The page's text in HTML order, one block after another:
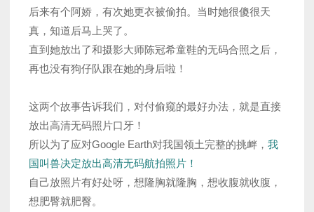
后来有个阿娇，有次她更衣被偷拍。当时她很傻很天
真，知道后马上哭了。
直到她放出了和摄影大师陈冠希童鞋的无码合照之后，
再也没有狗仔队跟在她的身后啦！
这两个故事告诉我们，对付偷窥的最好办法，就是直接
放出高清无码照片口牙！
所以为了应对Google Earth对我国领土完整的挑衅， 我
国叫兽决定放出高清无码航拍照片！
自己放照片有好处呀，想隆胸就隆胸，想收腹就收腹，
想肥臀就肥臀。